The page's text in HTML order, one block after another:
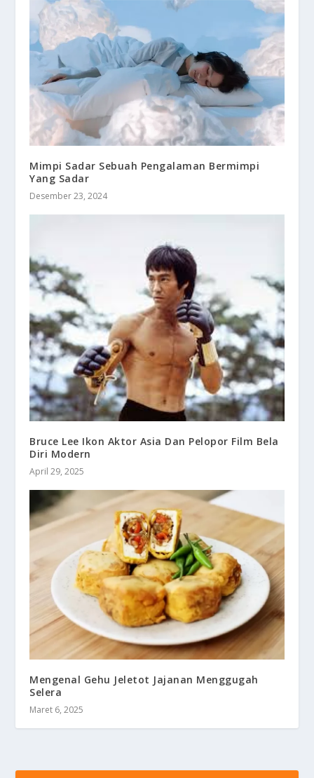
Mimpi Sadar Sebuah Pengalaman Bermimpi
Yang Sadar
Desember 23, 2024
Bruce Lee Ikon Aktor Asia Dan Pelopor Film Bela
Diri Modern
April 29, 2025
Mengenal Gehu Jeletot Jajanan Menggugah
Selera
Maret 6, 2025